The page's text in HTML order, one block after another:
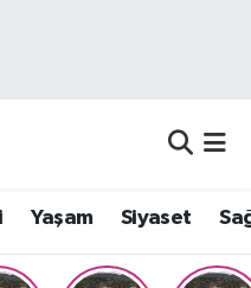
Yaşam Siyaset